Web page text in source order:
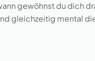
gewöhnst du dich
gleichzeitig mental